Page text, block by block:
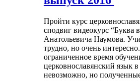
Пройти курс
сподвиг видеокурс “Буква
Анатольевича Наумова.
трудно, но очень
ограниченное время
церковнославянский язык
невозможно, но